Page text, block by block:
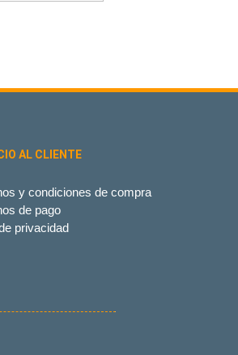
AL CLIENTE
y condiciones de compra
de pago
privacidad